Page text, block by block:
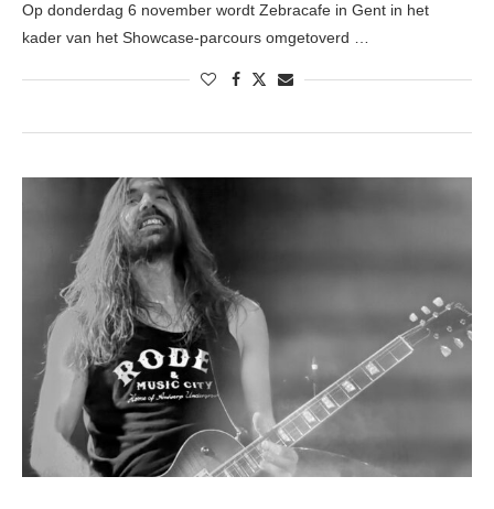
Op donderdag 6 november wordt Zebracafe in Gent in het
kader van het Showcase-parcours omgetoverd …